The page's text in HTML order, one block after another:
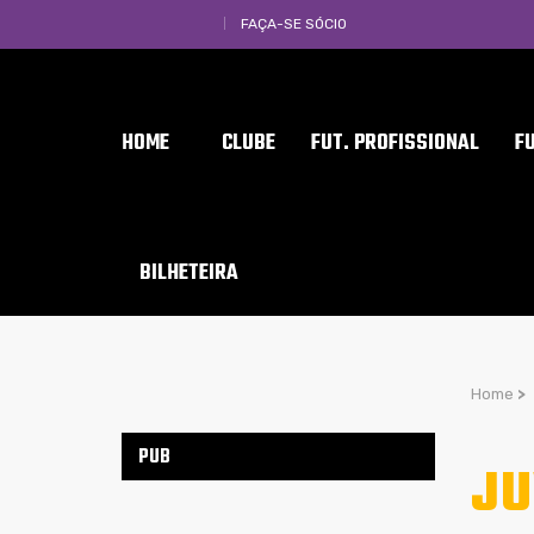
FAÇA-SE SÓCIO
HOME CLUBE FUT. PROFISSIONAL
BILHETEIRA
Home >
PUB